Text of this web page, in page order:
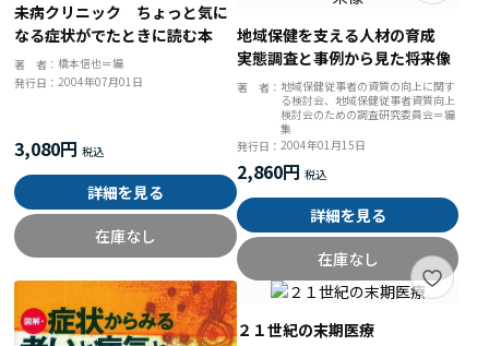
未病クリニック ちょっと気に
なる症状がでたときに読む本
著 者：橋本信也＝編
発行日：2004年07月01日
3,080円
詳細を見る
在庫なし
地域保健を支える人材の育成
実態調査と事例から見た将来像
著 者： 地域保健従事者の資質の向上に関す
る検討会、地域保健従事者資質向上
検討会のための調査研究委員会＝編
集
発行日： 2004年01月15日
2,860円
詳細を見る
在庫なし
２１世紀の末期医療